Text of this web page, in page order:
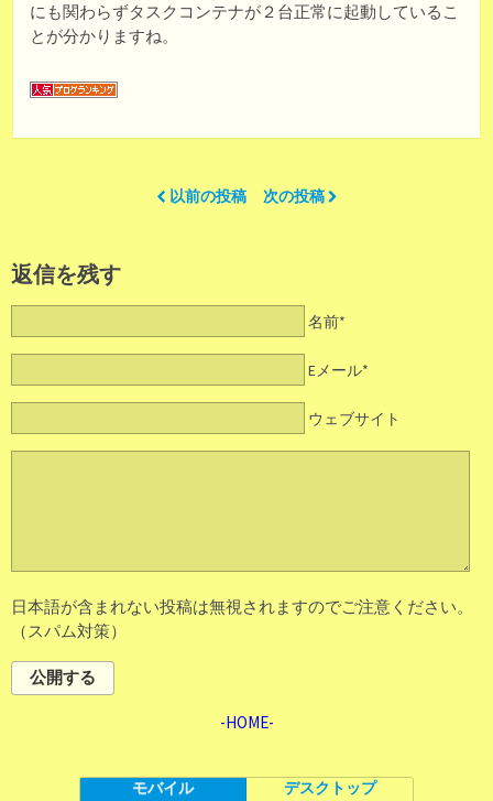
にも関わらずタスクコンテナが２台正常に起動しているこ
とが分かりますね。
以前の投稿 次の投稿
返信を残す
名前*
Eメール*
ウェブサイト
日本語が含まれない投稿は無視されますのでご注意ください。
（スパム対策）
公開する
-HOME-
モバイル デスクトップ